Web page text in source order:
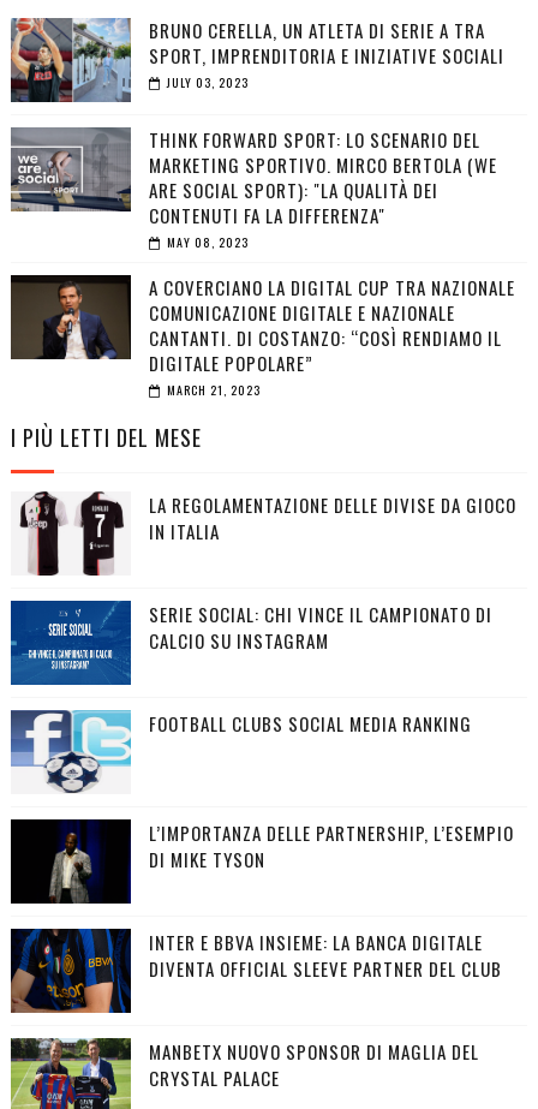
BRUNO CERELLA, UN ATLETA DI SERIE A TRA
SPORT, IMPRENDITORIA E INIZIATIVE SOCIALI
JULY 03, 2023
THINK FORWARD SPORT: LO SCENARIO DEL
MARKETING SPORTIVO. MIRCO BERTOLA (WE
ARE SOCIAL SPORT): "LA QUALITÀ DEI
CONTENUTI FA LA DIFFERENZA"
MAY 08, 2023
A COVERCIANO LA DIGITAL CUP TRA NAZIONALE
COMUNICAZIONE DIGITALE E NAZIONALE
CANTANTI. DI COSTANZO: “COSÌ RENDIAMO IL
DIGITALE POPOLARE”
MARCH 21, 2023
I PIÙ LETTI DEL MESE
LA REGOLAMENTAZIONE DELLE DIVISE DA GIOCO
IN ITALIA
SERIE SOCIAL: CHI VINCE IL CAMPIONATO DI
CALCIO SU INSTAGRAM
FOOTBALL CLUBS SOCIAL MEDIA RANKING
L’IMPORTANZA DELLE PARTNERSHIP, L’ESEMPIO
DI MIKE TYSON
INTER E BBVA INSIEME: LA BANCA DIGITALE
DIVENTA OFFICIAL SLEEVE PARTNER DEL CLUB
MANBETX NUOVO SPONSOR DI MAGLIA DEL
CRYSTAL PALACE